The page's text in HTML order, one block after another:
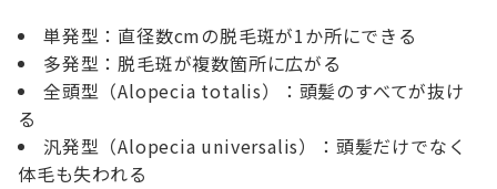
単発型：直径数cmの脱毛斑が1か所にできる
多発型：脱毛斑が複数箇所に広がる
全頭型（Alopecia totalis）：頭髪のすべてが抜け
る
汎発型（Alopecia universalis）：頭髪だけでなく
体毛も失われる